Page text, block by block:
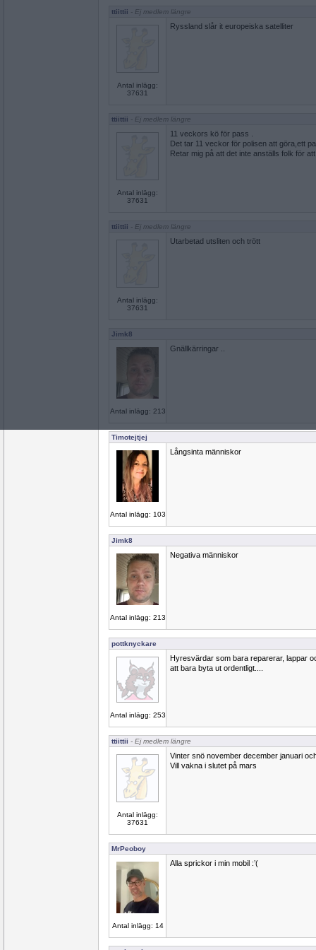
ttiittii - Ej medlem längre
Antal inlägg:
37631
Ryssland slår it europeiska satelliter
ttiittii - Ej medlem längre
Antal inlägg:
37631
11 veckors kö för pass .
Det tar 11 veckor för polisen att göra,ett
Retar mig på att det inte anställs folk för
ttiittii - Ej medlem längre
Antal inlägg:
37631
Utarbetad utsliten och trött
Jimk8
Antal inlägg: 213
Gnällkärringar ..
Timotejtjej
Antal inlägg: 103
Långsinta människor
Jimk8
Antal inlägg: 213
Negativa människor
pottknyckare
Antal inlägg: 253
Hyresvärdar som bara reparerar, lappar
att bara byta ut ordentligt....
ttiittii - Ej medlem längre
Antal inlägg:
37631
Vinter snö november december januari
Vill vakna i slutet på mars
MrPeoboy
Antal inlägg: 14
Alla sprickor i min mobil :’(